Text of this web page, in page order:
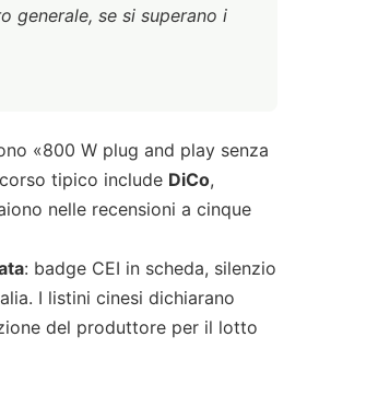
generale, se si superano i
«800 W plug and play senza
tipico include DiCo,
nelle recensioni a cinque
: badge CEI in scheda, silenzio
I listini cinesi dichiarano
del produttore per il lotto